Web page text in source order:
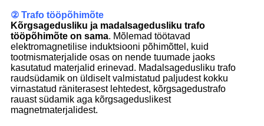
② Trafo tööpõhimõte
Kõrgsagedusliku ja madalsagedusliku trafo
tööpõhimõte on sama. Mõlemad töötavad
elektromagnetilise induktsiooni põhimõttel, kuid
tootmismaterjalide osas on nende tuumade jaoks
kasutatud materjalid erinevad. Madalsagedusliku trafo
raudsüdamik on üldiselt valmistatud paljudest kokku
virnastatud räniterasest lehtedest, kõrgsagedustrafo
rauast südamik aga kõrgsageduslikest
magnetmaterjalidest.